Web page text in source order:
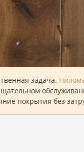
задача.
покрытия без